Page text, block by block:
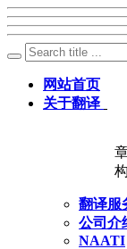
网站首页
关于翻译
翻译服
公司介
NAATI